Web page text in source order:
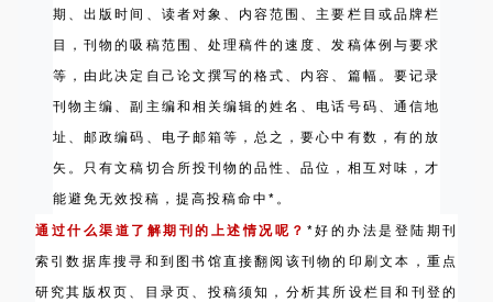
期、出版时间、读者对象、内容范围、主要栏目或品牌栏
目，刊物的吸稿范围、处理稿件的速度、发稿体例与要求
等，由此决定自己论文撰写的格式、内容、篇幅。要记录
刊物主编、副主编和相关编辑的姓名、电话号码、通信地
址、邮政编码、电子邮箱等，总之，要心中有数，有的放
矢。只有文稿切合所投刊物的品性、品位，相互对味，才
能避免无效投稿，提高投稿命中*。
通过什么渠道了解期刊的上述情况呢？ *好的办法是登陆期刊
索引数据库搜寻和到图书馆直接翻阅该刊物的印刷文本，重点
研究其版权页、目录页、投稿须知，分析其所设栏目和刊登的